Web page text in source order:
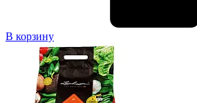
В корзину